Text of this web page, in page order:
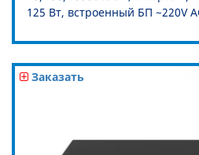
125 Вт, встроенный БП ~220V
Заказать